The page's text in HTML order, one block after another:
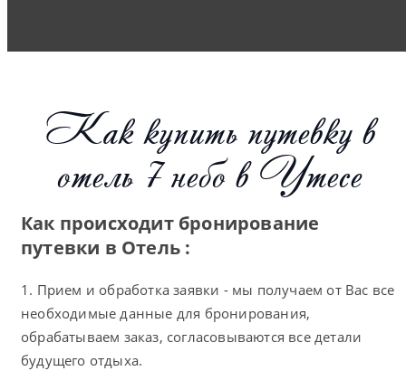
Как купить путевку в
отель 7 небо в Утесе
Как происходит бронирование
путевки в Отель :
1. Прием и обработка заявки - мы получаем от Вас все
необходимые данные для бронирования,
обрабатываем заказ, согласовываются все детали
будущего отдыха.